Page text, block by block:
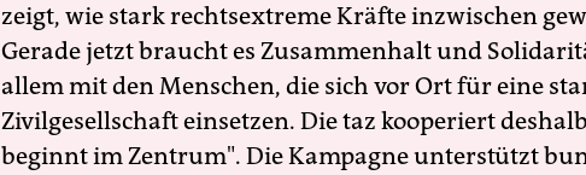
zeigt, wie stark rechtsextreme Kräfte inzwischen
Gerade jetzt braucht es Zusammenhalt und
allem mit den Menschen, die sich vor Ort für eine
Zivilgesellschaft einsetzen. Die taz kooperiert
beginnt im Zentrum". Die Kampagne unterstützt